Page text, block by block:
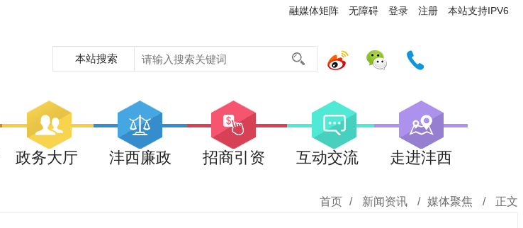
融媒体矩阵 无障碍 登录 注册 本站支持IPV6
本站搜索
政务大厅 沣西廉政 招商引资 互动交流 走进沣西
首页 / 新闻资讯 / 媒体聚焦 / 正文